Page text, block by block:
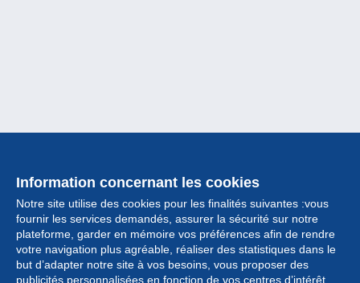
Information concernant les cookies
Notre site utilise des cookies pour les finalités suivantes :vous
fournir les services demandés, assurer la sécurité sur notre
plateforme, garder en mémoire vos préférences afin de rendre
votre navigation plus agréable, réaliser des statistiques dans le
but d’adapter notre site à vos besoins, vous proposer des
publicités personnalisées en fonction de vos centres d’intérêt.
Collection